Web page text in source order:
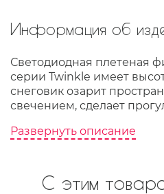
Информация об
Светодиодная плетеная
серии Twinkle имеет
снеговик озарит
свечением, сделает
Развернуть описание
С этим